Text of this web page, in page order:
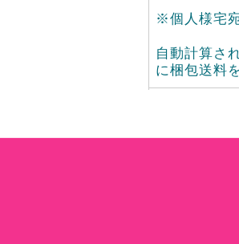
※個人様宅
自動計算さ
に梱包送料